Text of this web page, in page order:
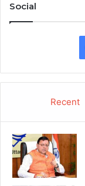
Social
Recent